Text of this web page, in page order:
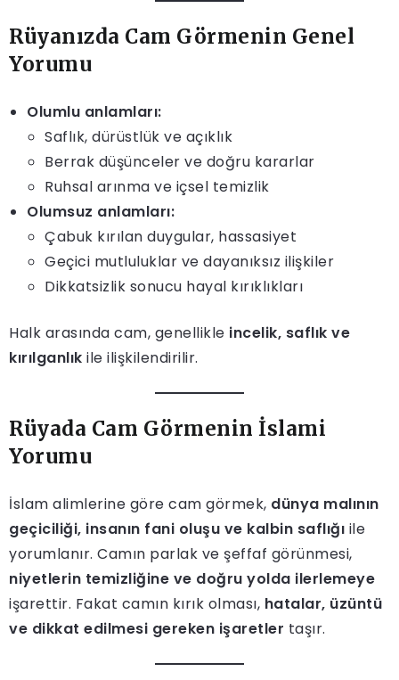
Rüyanızda Cam Görmenin Genel
Yorumu
Olumlu anlamları:
Saflık, dürüstlük ve açıklık
Berrak düşünceler ve doğru kararlar
Ruhsal arınma ve içsel temizlik
Olumsuz anlamları:
Çabuk kırılan duygular, hassasiyet
Geçici mutluluklar ve dayanıksız ilişkiler
Dikkatsizlik sonucu hayal kırıklıkları
Halk arasında cam, genellikle incelik, saflık ve
kırılganlık ile ilişkilendirilir.
Rüyada Cam Görmenin İslami
Yorumu
İslam alimlerine göre cam görmek, dünya malının
geçiciliği, insanın fani oluşu ve kalbin saflığı ile
yorumlanır. Camın parlak ve şeffaf görünmesi,
niyetlerin temizliğine ve doğru yolda ilerlemeye
işarettir. Fakat camın kırık olması, hatalar, üzüntü
ve dikkat edilmesi gereken işaretler taşır.